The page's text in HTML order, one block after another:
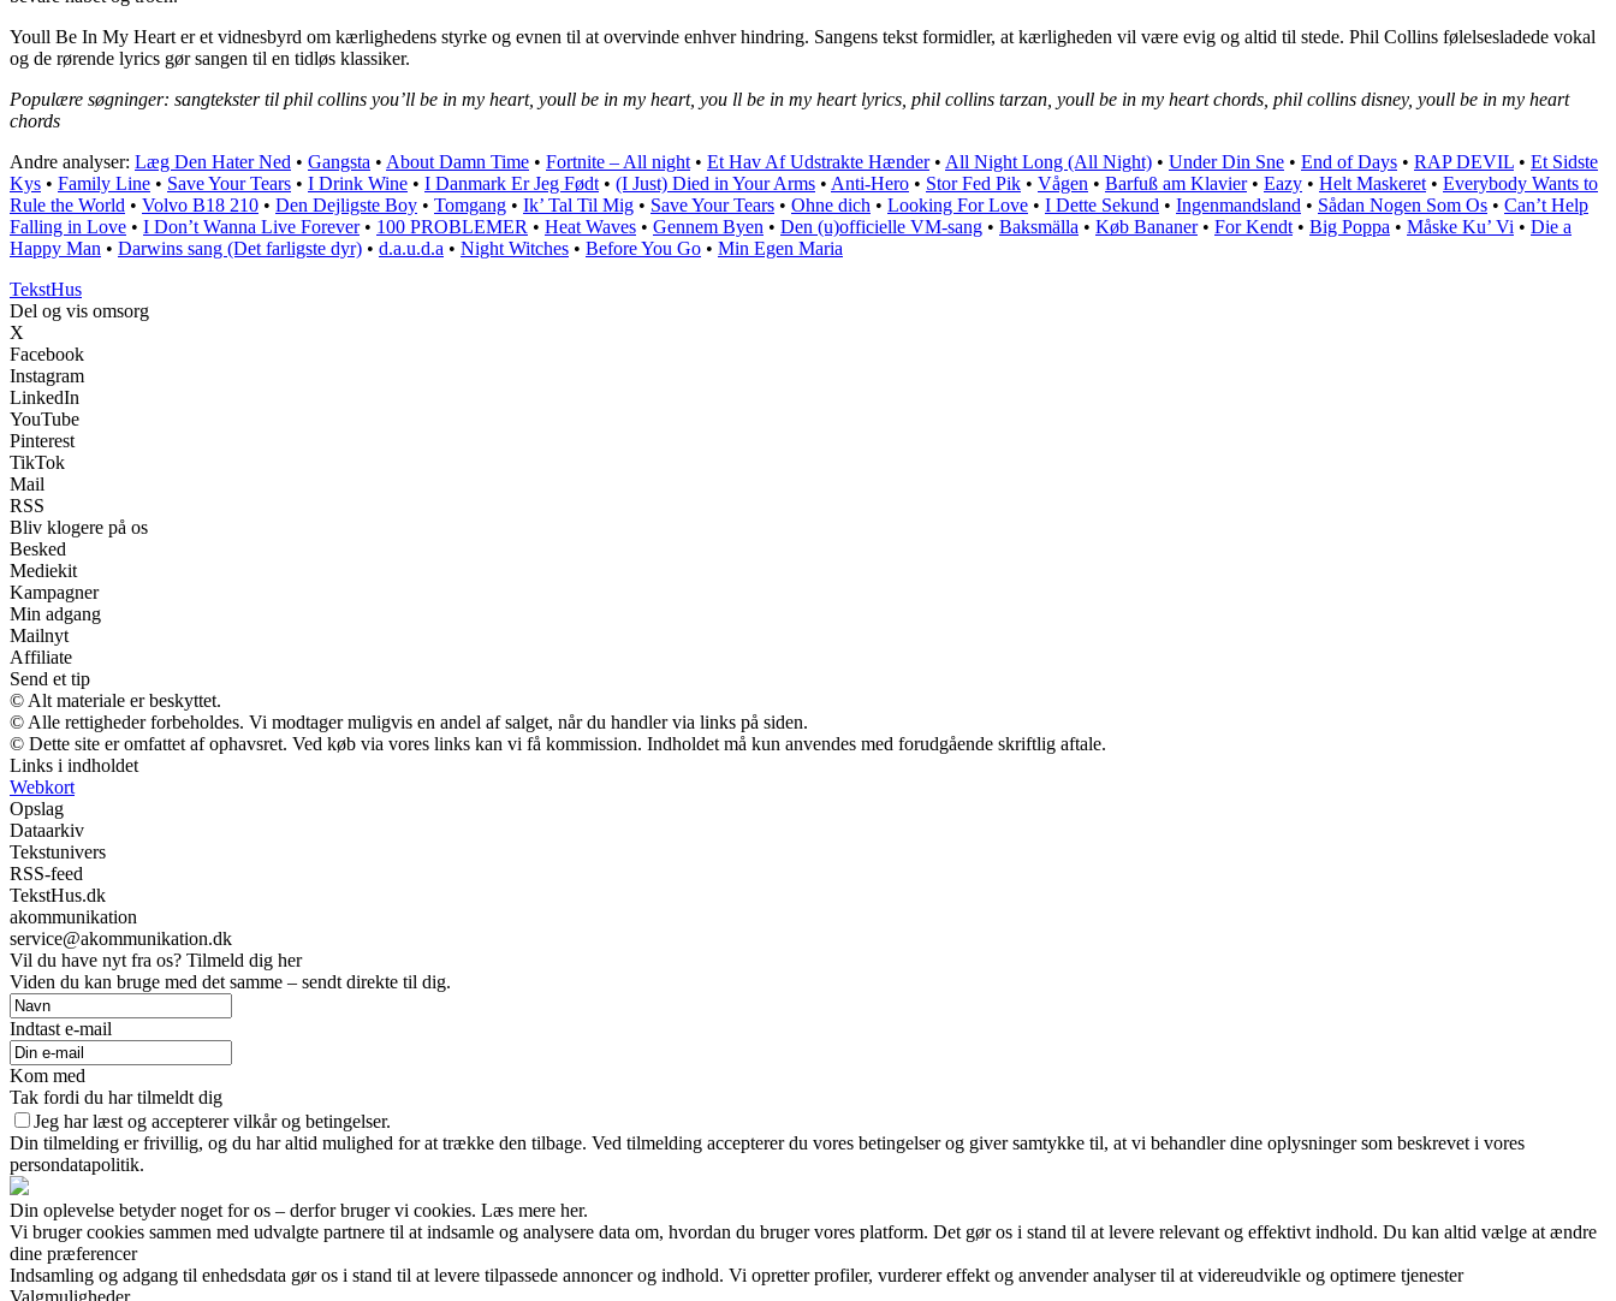
Youll Be In My Heart er et vidnesbyrd om kærlighedens styrke og evnen til at overvinde enhver hindring. Sangens tekst formidler, at kærligheden vil være evig og altid til stede. Phil Collins følelsesladede vokal
og de rørende lyrics gør sangen til en tidløs klassiker.
Populære søgninger: sangtekster til phil collins you’ll be in my heart, youll be in my heart, you ll be in my heart lyrics, phil collins tarzan, youll be in my heart chords, phil collins disney, youll be in my heart
chords
Andre analyser: Læg Den Hater Ned • Gangsta • About Damn Time • Fortnite – All night • Et Hav Af Udstrakte Hænder• All Night Long (All Night) • Under Din Sne • End of Days • RAP DEVIL • Et Sidste
Kys • Family Line • Save Your Tears • I Drink Wine • I Danmark Er Jeg Født • (I Just) Died in Your Arms • Anti-Hero • Stor Fed Pik • Vågen • Barfuß am Klavier• Eazy • Helt Maskeret • Everybody Wants to
Rule the World • Volvo B18 210 • Den Dejligste Boy • Tomgang • Ik’ Tal Til Mig • Save Your Tears • Ohne dich • Looking For Love • I Dette Sekund • Ingenmandsland • Sådan Nogen Som Os • Can’t Help
Falling in Love • I Don’t Wanna Live Forever• 100 PROBLEMER • Heat Waves • Gennem Byen • Den (u)officielle VM-sang • Baksmälla • Køb Bananer• For Kendt • Big Poppa • Måske Ku’ Vi • Die a
Happy Man • Darwins sang (Det farligste dyr) • ​d.a.u.d.a • Night Witches • Before You Go • Min Egen Maria
TekstHus
Del og vis omsorg
X
Facebook
Instagram
LinkedIn
YouTube
Pinterest
TikTok
Mail
RSS
Bliv klogere på os
Besked
Mediekit
Kampagner
Min adgang
Mailnyt
Affiliate
Send et tip
© Alt materiale er beskyttet.
© Alle rettigheder forbeholdes. Vi modtager muligvis en andel af salget, når du handler via links på siden.
© Dette site er omfattet af ophavsret. Ved køb via vores links kan vi få kommission. Indholdet må kun anvendes med forudgående skriftlig aftale.
Links i indholdet
Webkort
Opslag
Dataarkiv
Tekstunivers
RSS-feed
TekstHus.dk
akommunikation
service@akommunikation.dk
Vil du have nyt fra os? Tilmeld dig her
Viden du kan bruge med det samme – sendt direkte til dig.
Indtast e-mail
Kom med
Tak fordi du har tilmeldt dig
Jeg har læst og accepterer vilkår og betingelser.
Din tilmelding er frivillig, og du har altid mulighed for at trække den tilbage. Ved tilmelding accepterer du vores betingelser og giver samtykke til, at vi behandler dine oplysninger som beskrevet i vores
persondatapolitik.
Din oplevelse betyder noget for os – derfor bruger vi cookies. Læs mere her.
Vi bruger cookies sammen med udvalgte partnere til at indsamle og analysere data om, hvordan du bruger vores platform. Det gør os i stand til at levere relevant og effektivt indhold. Du kan altid vælge at ændre
dine præferencer
Indsamling og adgang til enhedsdata gør os i stand til at levere tilpassede annoncer og indhold. Vi opretter profiler, vurderer effekt og anvender analyser til at videreudvikle og optimere tjenester
Valgmuligheder